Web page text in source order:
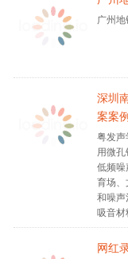
广州
深圳
案案
粤发
用微
低频
育场
和噪声
吸音
站式
网红